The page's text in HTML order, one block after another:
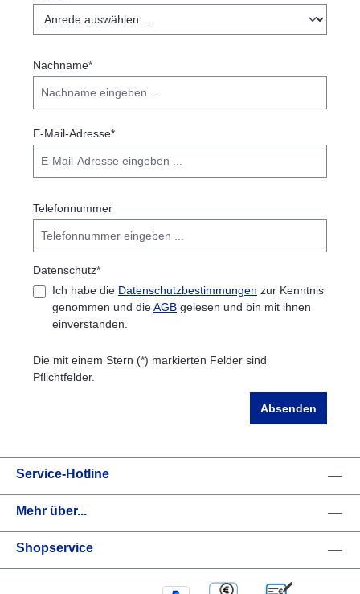
Nachname*
E-Mail-Adresse*
Telefonnummer
Datenschutz*
Ich habe die Datenschutzbestimmungen zur Kenntnis
genommen und dieAGB gelesen und bin mit ihnen
einverstanden.
Die mit einem Stern (*) markierten Felder sind
Pflichtfelder.
Absenden
Service-Hotline
Mehr über...
Shopservice